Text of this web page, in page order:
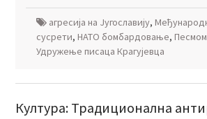
агресија на Југославију,
сусрети, НАТО бомбардовање,
Удружење писаца Крагујевца
Култура: Традиционална